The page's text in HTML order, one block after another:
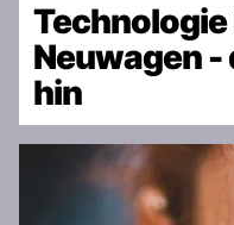
Neuwagen -
hin